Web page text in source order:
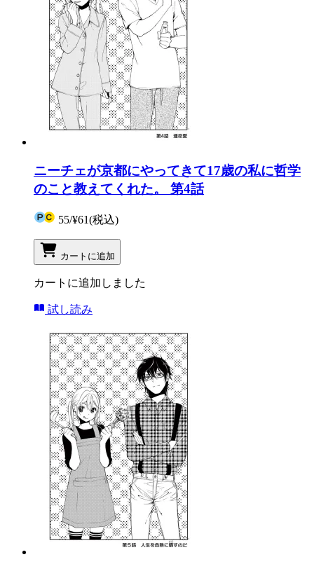
ニーチェが京都にやってきて17歳の私に哲学
のこと教えてくれた。 第4話
55/¥61(税込)
カートに追加
カートに追加しました
試し読み